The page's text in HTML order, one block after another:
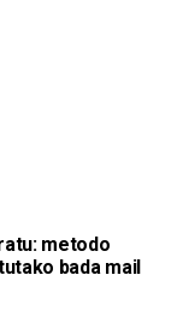
metodo
bada mail